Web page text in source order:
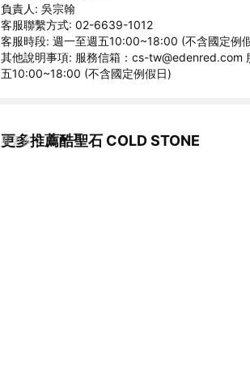
負責人: 吳宗翰
客服聯繫方式: 02-6639-1012
客服時段: 週一至週五10:00~18:00 (不含國定例
其他說明事項: 服務信箱：cs-
五10:00~18:00 (不含國定例假日)
更多推薦酷聖石 COLD STONE
看更多